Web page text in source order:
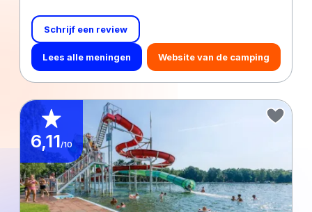
Schrijf een review
Lees alle meningen Website van de camping
6,11/10